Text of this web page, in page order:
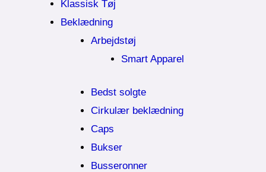
Klassisk Tøj
Beklædning
Arbejdstøj
Smart Apparel
Bedst solgte
Cirkulær beklædning
Caps
Bukser
Busseronner